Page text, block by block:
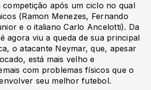
competição após um ciclo no qual
(Ramon Menezes, Fernando
e o italiano Carlo Ancelotti). Da
agora viu a queda de sua principal
o atacante Neymar, que, apesar
está mais velho e
com problemas físicos que o
seu melhor futebol.